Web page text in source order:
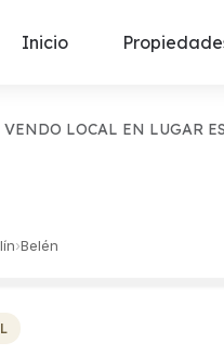
Inicio
VENDO LOCAL EN LUGAR
›Belén